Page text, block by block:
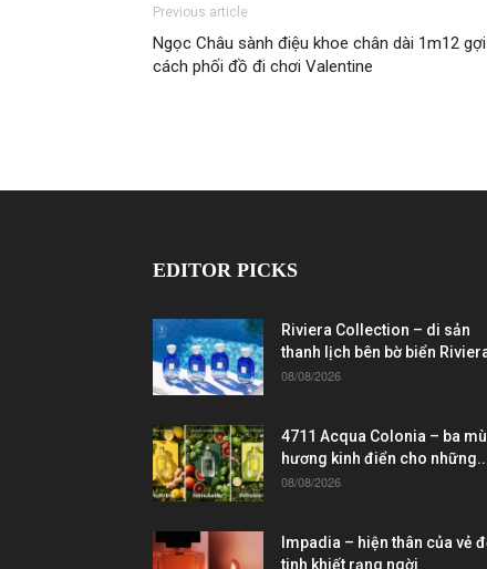
Previous article
Ngọc Châu sành điệu khoe chân dài 1m12
cách phối đồ đi chơi Valentine
EDITOR PICKS
Riviera Collection – di sản
thanh lịch bên bờ biển
08/08/2026
4711 Acqua Colonia – ba
hương kinh điển cho
08/08/2026
Impadia – hiện thân của vẻ
tinh khiết rạng ngời